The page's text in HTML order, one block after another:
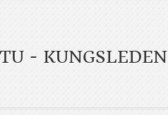
- KUNGSLEDEN